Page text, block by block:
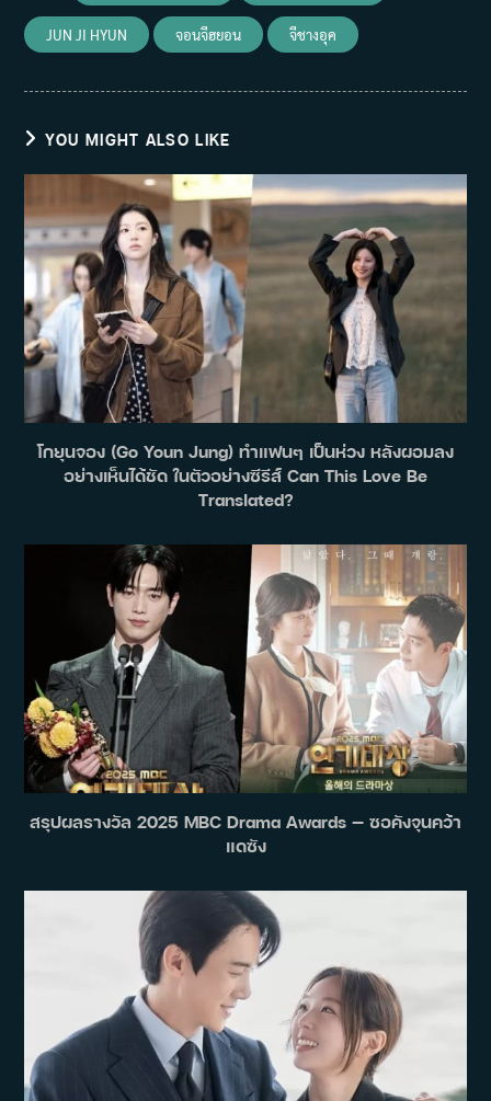
JUN JI HYUN จอนจีฮยอน จีชางอุค
YOU MIGHT ALSO LIKE
โกยุนจอง (Go Youn Jung) ทำแฟนๆ เป็นห่วง หลังผอมลง
อย่างเห็นได้ชัด ในตัวอย่างซีรีส์ Can This Love Be
Translated?
สรุปผลรางวัล 2025 MBC Drama Awards — ซอคังจุนคว้า
แดซัง